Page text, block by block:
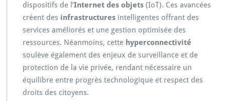
dispositifs de l’Internet des objets (IoT). Ces avancées
créent des infrastructures intelligentes offrant des
services améliorés et une gestion optimisée des
ressources. Néanmoins, cette hyperconnectivité
soulève également des enjeux de surveillance et de
protection de la vie privée, rendant nécessaire un
équilibre entre progrès technologique et respect des
droits des citoyens.